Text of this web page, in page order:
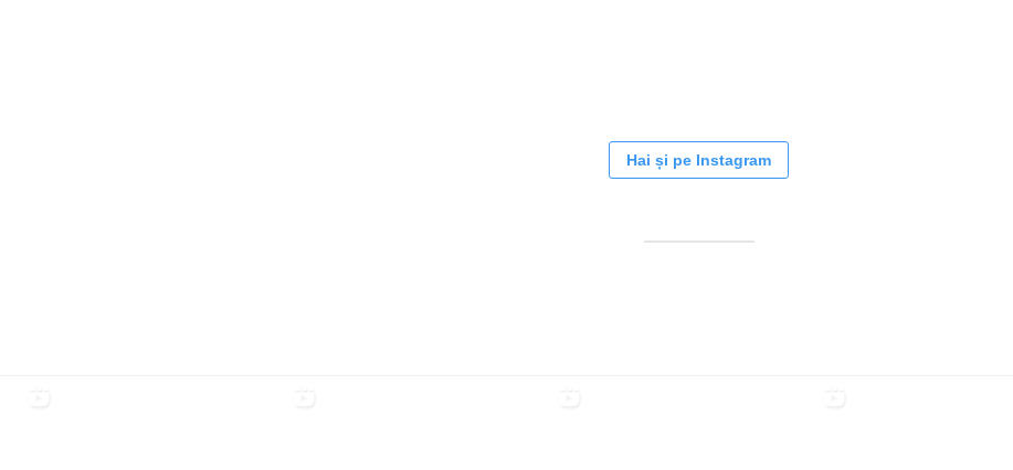
Hai și pe Instagram